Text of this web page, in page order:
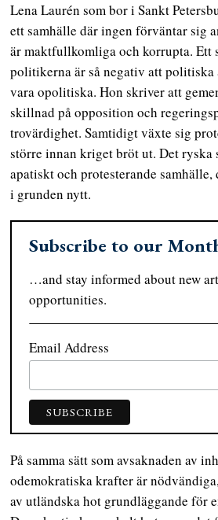
Lena Laurén som bor i Sankt
ett samhälle där ingen förväntar sig
är maktfullkomliga och korrupta. Ett
politikerna är så negativ att
vara opolitiska. Hon skriver att
skillnad på opposition och
trovärdighet. Samtidigt växte sig
större innan kriget bröt ut. Det ryska
apatiskt och protesterande
i grunden nytt.
Subscribe to our
…and stay informed about new
opportunities.
Email Address
På samma sätt som avsaknaden av
odemokratiska krafter är
av utländska hot grundläggande för